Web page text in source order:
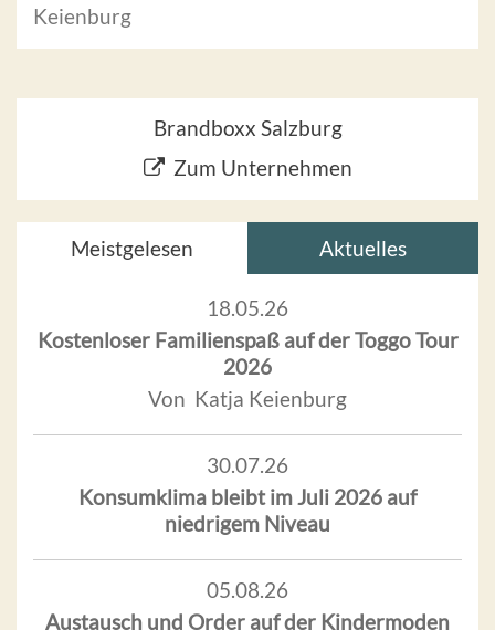
Keienburg
Brandboxx Salzburg
Zum Unternehmen
Meistgelesen Aktuelles
18.05.26
Kostenloser Familienspaß auf der Toggo Tour
2026
Von Katja Keienburg
30.07.26
Konsumklima bleibt im Juli 2026 auf
niedrigem Niveau
05.08.26
Austausch und Order auf der Kindermoden